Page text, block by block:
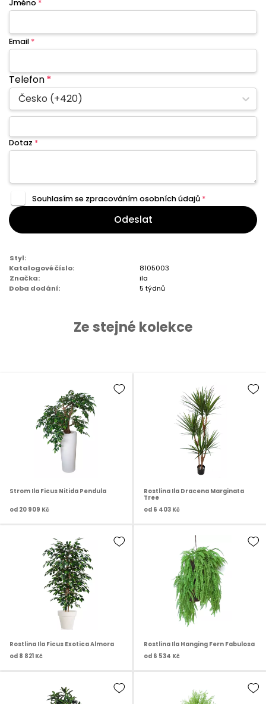
Jméno *
Email *
Telefon*
Česko (+420)
Dotaz *
Souhlasím se zpracovánímosobních údajů *
Odeslat
Styl:
Katalogové číslo:
8105003
Značka:
ila
Doba dodání:
5 týdnů
Ze stejné kolekce
Strom Ila Ficus Nitida Pendula
od 20 909 Kč
Rostlina Ila Dracena Marginata
Tree
od 6 403 Kč
Rostlina Ila Ficus Exotica Almora
od 8 821 Kč
Rostlina Ila Hanging Fern Fabulosa
od 6 534 Kč